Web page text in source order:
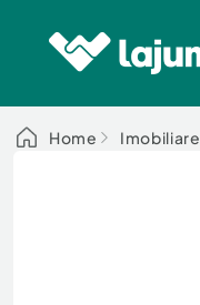
Home Imobiliare